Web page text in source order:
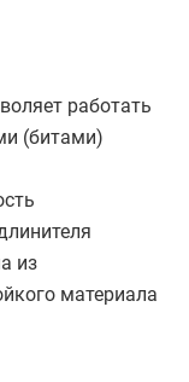
работать
(битами)
из
материала